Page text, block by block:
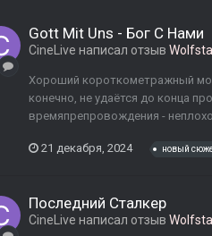
Gott Mit Uns - Бог С Нами
CineLive написал отзыв
Хороший короткометражный
конечно, не удаётся до конца
времяпрепровождения -
21 декабря, 2024 новый
Последний Сталкер
CineLive написал отзыв